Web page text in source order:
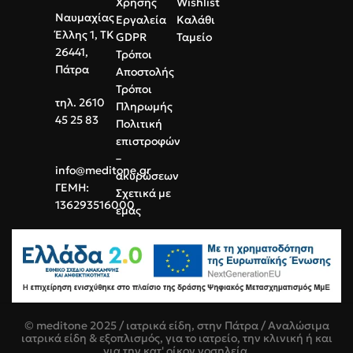
Ναυμαχίας
Έλλης 1, ΤΚ
26441,
Πάτρα
τηλ. 2610
45 25 83
info@meditone.gr
ΓΕΜΗ:
136293516000
Εργαλεία
GDPR
Τρόποι
Αποστολής
Τρόποι
Πληρωμής
Πολιτική
επιστροφών
–
ακυρώσεων
Σχετικά με
εμάς
Καλάθι
Ταμείο
© meditone 2025 / ιατρικά είδη, στην Πάτρα / Αναλώσιμα
ιατρικά είδη & εξοπλισμός, για το ιατρείο, την κλινική ή και